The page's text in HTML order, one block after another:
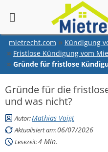
mietrecht.com
Kündigung
Fristlose Kündigung vom
Gründe für fristlose
Gründe für die
und was nicht?
Autor:Mathias Voigt
Aktualisiert am:06/07/2026
Lesezeit:4 Min.